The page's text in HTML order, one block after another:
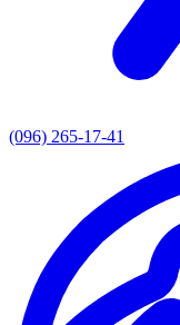
(096) 265-17-41